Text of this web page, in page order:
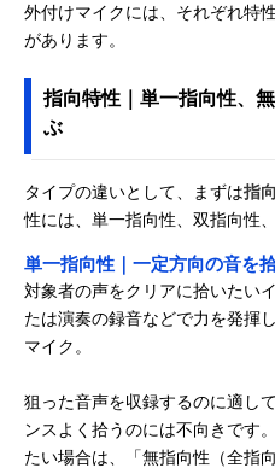
外付けマイクには、それぞれ特
があります。
指向特性｜単一指向性、
ぶ
タイプの違いとして、まずは指
性には、単一指向性、双指向性
単一指向性｜一定方向の音を
対象者の声をクリアに拾いたい
たは演奏の録音などで力を発揮
マイク。
狙った音声を収録するのに適し
ンスよく拾うのには不向きです
たい場合は、「無指向性（全指